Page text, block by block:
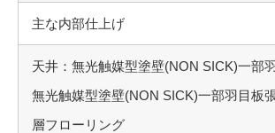
主な内部仕上げ
天井：無光触媒型塗壁(NON SICK)一部
無光触媒型塗壁(NON SICK)一部羽目
層フローリング